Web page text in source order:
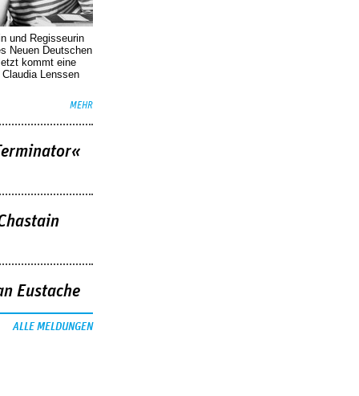
und Regisseurin
Neuen Deutschen
kommt eine
Lenssen
MEHR
Eustache
ALLE MELDUNGEN